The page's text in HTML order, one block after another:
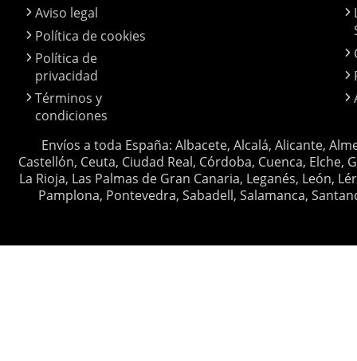
Aviso legal
Política de cookies
Política de
privacidad
Términos y
condiciones
Envíos a toda España: Albacete, Alcalá, Alicante,
Castellón, Ceuta, Ciudad Real, Córdoba, Cuenca,
La Rioja, Las Palmas de Gran Canaria, Leganés, León,
Pamplona, Pontevedra, Sabadell, Salamanca,